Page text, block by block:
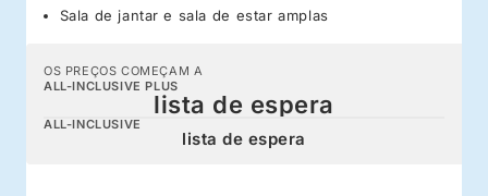
Sala de jantar e sala de estar amplas
OS PREÇOS COMEÇAM A
ALL-INCLUSIVE PLUS
lista de espera
ALL-INCLUSIVE
lista de espera